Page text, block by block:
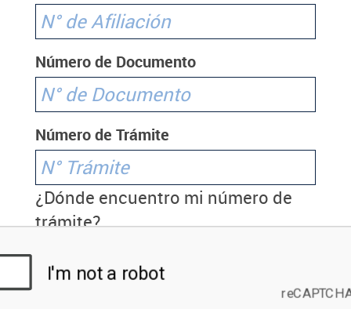
Número de Documento
Número de Trámite
¿Dónde encuentro mi número de
trámite?